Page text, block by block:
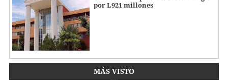
por L921 millones
MÁS VISTO